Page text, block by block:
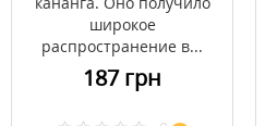
широкое
распространение в...
187 грн